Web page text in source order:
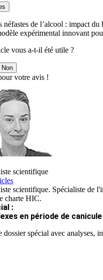
néfastes de l’alcool : impact
expérimental innovant
vous a-t-il été utile ?
Non
votre avis !
scientifique
scientifique. Spécialiste de
charte HIC.
:
en période de canicule
dossier spécial avec analyses,